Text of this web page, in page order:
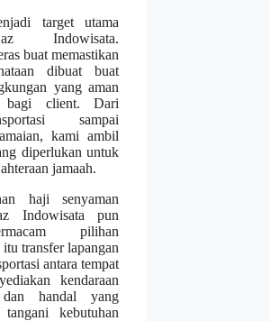
target utama
Indowisata.
buat memastikan
dibuat buat
yang aman
bagi client. Dari
sampai
kami ambil
diperlukan untuk
jamaah.
haji senyaman
Indowisata pun
pilihan
transfer lapangan
antara tempat
kendaraan
handal yang
kebutuhan